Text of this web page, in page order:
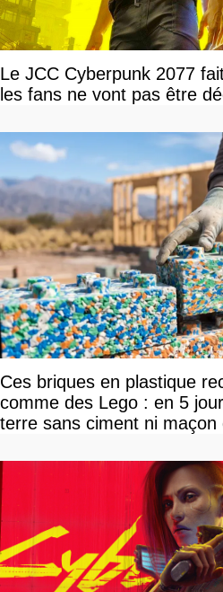
Le JCC Cyberpunk 2077
les fans ne vont pas être
Ces briques en plastique
comme des Lego : en 5
terre sans ciment ni maçon